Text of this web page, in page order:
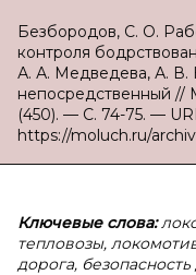
Безбородов, С. О.
контроля
А. А. Медведева, А. В.
непосредственный
(450). — С. 74-75. —
https://moluch.ru/
Ключевые слова:
тепловозы,
дорога,